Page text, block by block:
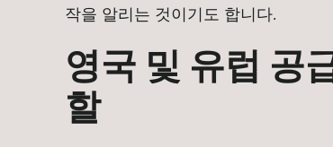
작을 알리는 것이기도 합니다.
영국 및 유럽 공
할